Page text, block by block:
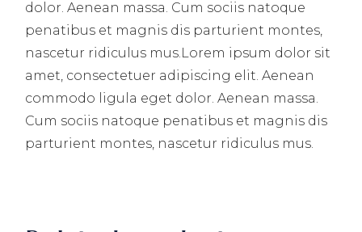
dolor. Aenean massa. Cum sociis natoque
penatibus et magnis dis parturient montes,
nascetur ridiculus mus.Lorem ipsum dolor sit
amet, consectetuer adipiscing elit. Aenean
commodo ligula eget dolor. Aenean massa.
Cum sociis natoque penatibus et magnis dis
parturient montes, nascetur ridiculus mus.